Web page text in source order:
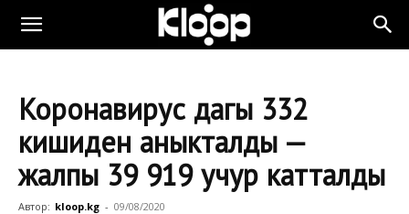
Коронавирус дагы 332
кишиден аныкталды —
жалпы 39 919 учур катталды
Автор: kloop.kg - 09/08/2020